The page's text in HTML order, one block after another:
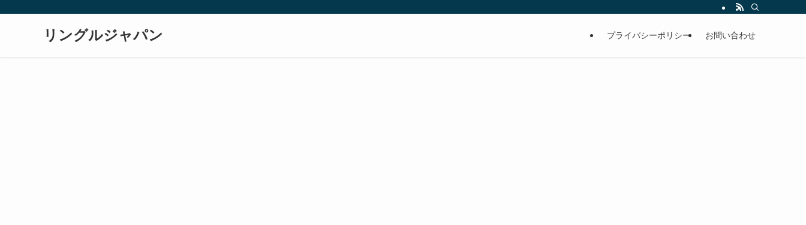
リングルジャパン プライバシーポリシー お問い合わせ